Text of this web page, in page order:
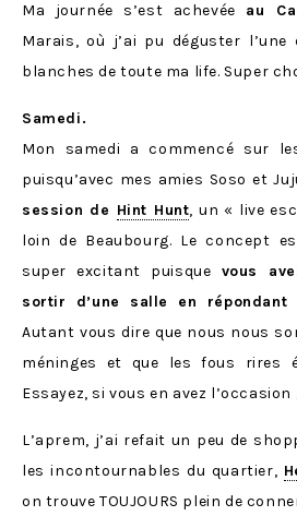
Ma journée s’est achevée au
Marais, où j’ai pu déguster l’une
blanches de toute ma life. Super
Samedi.
Mon samedi a commencé sur
puisqu’avec mes amies Soso et
session de Hint Hunt, un « live
loin de Beaubourg. Le concept
super excitant puisque vous
sortir d’une salle en
Autant vous dire que nous nous
méninges et que les fous rires
Essayez, si vous en avez l’occasion
L’aprem, j’ai refait un peu de
les incontournables du quartier,
on trouve TOUJOURS plein de